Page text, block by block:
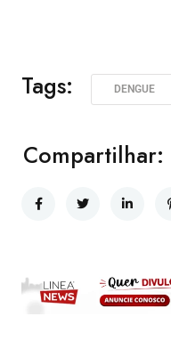
Tags: DENGUE
Compartilhar: